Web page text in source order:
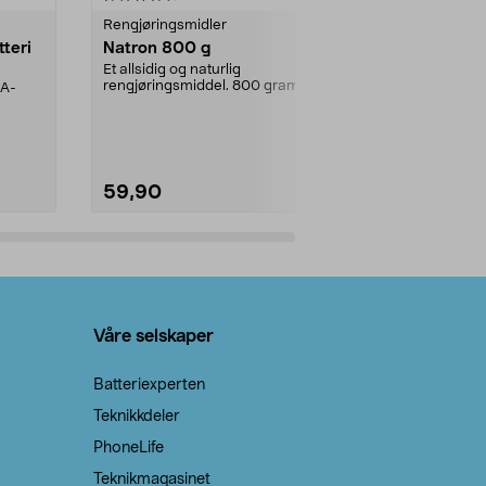
Rengjøringsmidler
Natron 800 g
Et allsidig og naturlig
rengjøringsmiddel. 800 gram
59,90
Våre selskaper
Batteriexperten
Teknikkdeler
PhoneLife
Teknikmagasinet